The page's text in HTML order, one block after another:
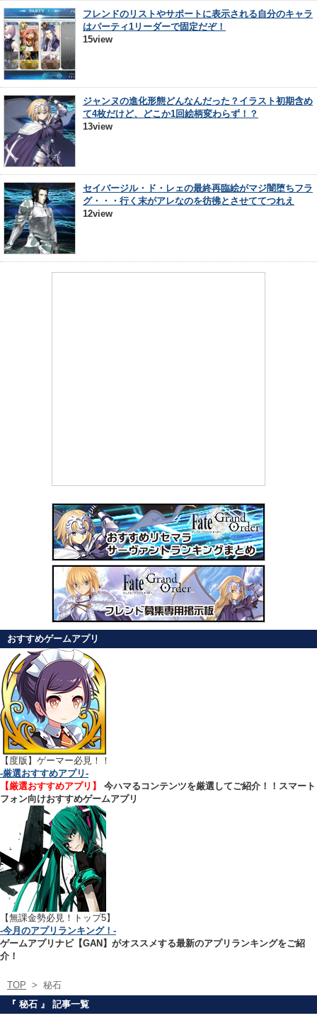
フレンドのリストやサポートに表示される自分のキャラ
はパーティ1リーダーで固定だぞ！
15view
ジャンヌの進化形態どんなんだった？イラスト初期含め
て4枚だけど、どこか1回絵柄変わらず！？
13view
セイバージル・ド・レェの最終再臨絵がマジ闇堕ちフラ
グ・・・行く末がアレなのを彷彿とさせててつれえ
12view
おすすめゲームアプリ
【 度版】ゲーマー必見！！
-厳選おすすめアプリ-
【厳選おすすめアプリ】
今ハマるコンテンツを厳選してご紹介！！スマート
フォン向けおすすめゲームアプリ
【無課金勢必見！トップ5】
-今月のアプリランキング！-
ゲームアプリナビ【GAN】がオススメする最新のアプリランキングをご紹
介！
TOP > 秘石
『 秘石 』 記事一覧